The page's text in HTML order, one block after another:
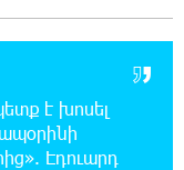
է խոսել
Էդուարդ